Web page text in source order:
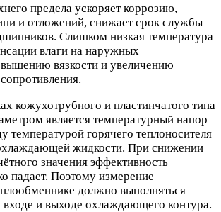
предела ускоряет коррозию,
и отложений, снижает срок службы
Слишком низкая температура
влаги на наружных
вязкости и увеличению
кожухотрубного и пластинчатого типа
является температурный напор
температурой горячего теплоносителя
жидкости. При снижении
значения эффективность
падает. Поэтому измерение
должно выполняться
и выходе охлаждающего контура.